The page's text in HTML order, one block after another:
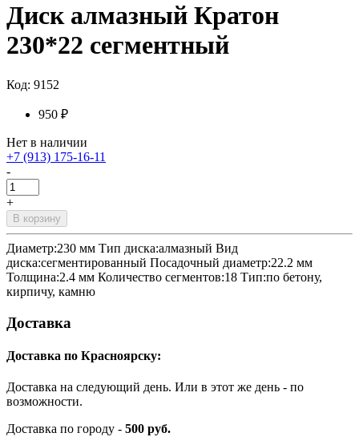
Диск алмазный Кратон
230*22 сегментный
Код: 9152
950 ₽
Нет в наличии
+7 (913) 175-16-11
-
+
В корзину
Диаметр:230 мм Тип диска:алмазный Вид
диска:сегментированный Посадочный диаметр:22.2 мм
Толщина:2.4 мм Количество сегментов:18 Тип:по бетону,
кирпичу, камню
Доставка
Доставка по Красноярску:
Доставка на следующий день. Или в этот же день - по
возможности.
Доставка по городу - 500 руб.